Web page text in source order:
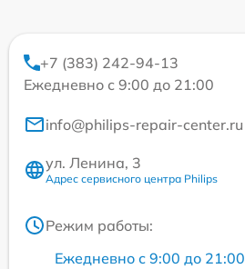
+7 (383) 242-94-13
Ежедневно с 9:00 до 21:00
info@philips-repair-center.ru
ул. Ленина, 3
Адрес сервисного центра Philips
Режим работы:
Ежедневно с 9:00 до 21:00